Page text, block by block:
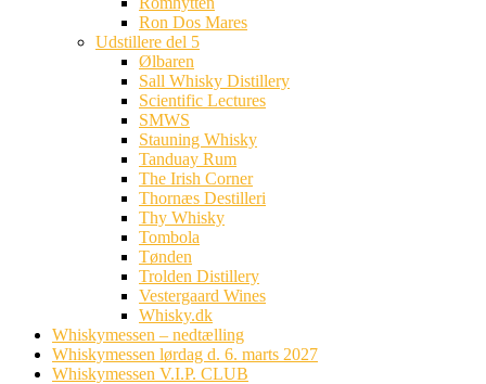
Ron Dos Mares
Udstillere del 5
Ølbaren
Sall Whisky Distillery
Scientific Lectures
SMWS
Stauning Whisky
Tanduay Rum
The Irish Corner
Thornæs Destilleri
Thy Whisky
Tombola
Tønden
Trolden Distillery
Vestergaard Wines
Whisky.dk
Whiskymessen – nedtælling
Whiskymessen lørdag d. 6. marts 2027
Whiskymessen V.I.P. CLUB